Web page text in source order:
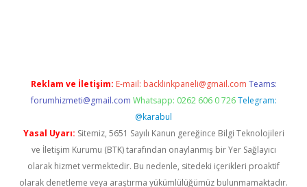
Reklam ve İletişim: E-mail: backlinkpaneli@gmail.com Teams:
forumhizmeti@gmail.com Whatsapp: 0262 606 0 726 Telegram:
@karabul
Yasal Uyarı: Sitemiz, 5651 Sayılı Kanun gereğince Bilgi Teknolojileri
ve İletişim Kurumu (BTK) tarafından onaylanmış bir Yer Sağlayıcı
olarak hizmet vermektedir. Bu nedenle, sitedeki içerikleri proaktif
olarak denetleme veya araştırma yükümlülüğümüz bulunmamaktadır.